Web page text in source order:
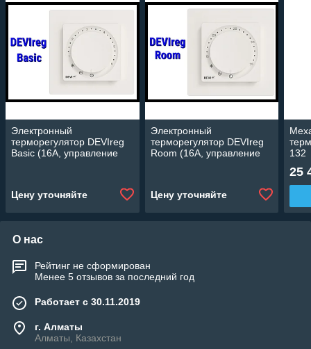
Электронный
терморегулятор DEVIreg
Basic (16А, управление
Цену уточняйте
Электронный
терморегулятор DEVIreg
Room (16А, управление
Цену уточняйте
132
25
О нас
Рейтинг не сформирован
Менее 5 отзывов за последний год
Работает с 30.11.2019
г. Алматы
Алматы, Казахстан